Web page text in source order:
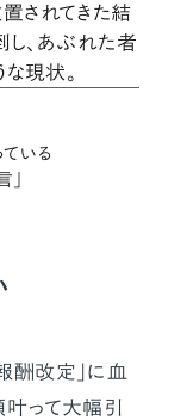
されてきた結
、あぶれた者
現状。
いる
酬改定」に血
って大幅引